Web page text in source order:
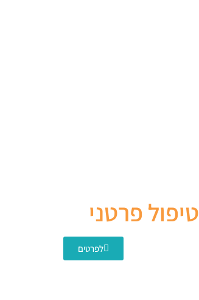
טיפול פרטני
לפרטים